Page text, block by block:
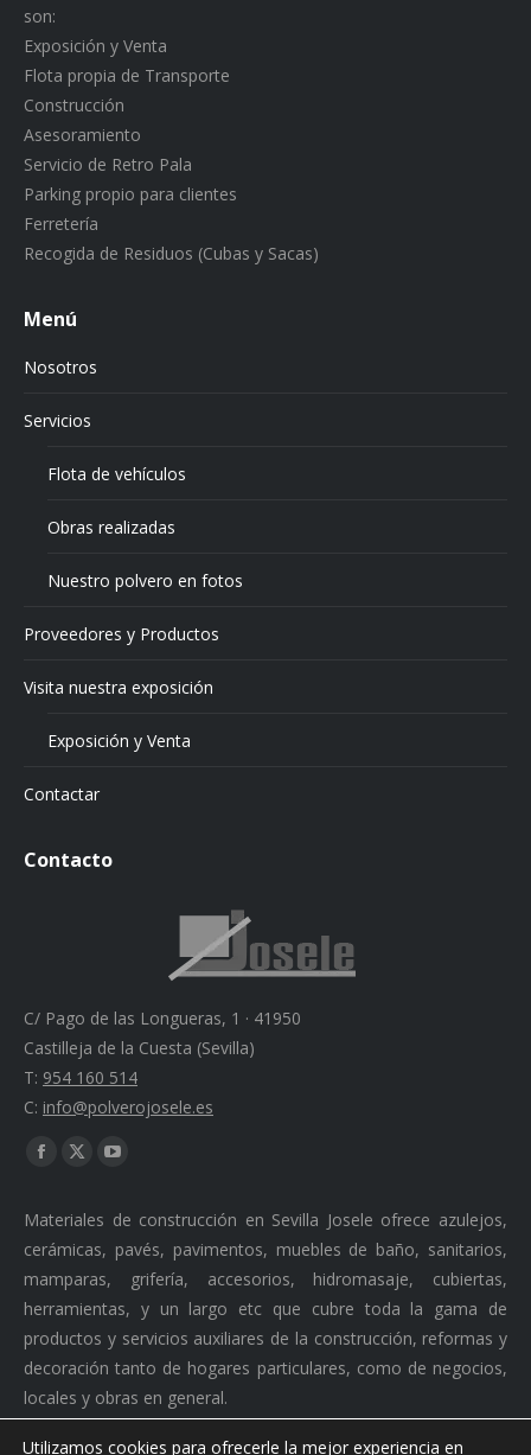
son:
Exposición y Venta
Flota propia de Transporte
Construcción
Asesoramiento
Servicio de Retro Pala
Parking propio para clientes
Ferretería
Recogida de Residuos (Cubas y Sacas)
Menú
Nosotros
Servicios
Flota de vehículos
Obras realizadas
Nuestro polvero en fotos
Proveedores y Productos
Visita nuestra exposición
Exposición y Venta
Contactar
Contacto
C/ Pago de las Longueras, 1 · 41950
Castilleja de la Cuesta (Sevilla)
T: 954 160 514
C: info@polverojosele.es
Find us on:
Facebook
opens
in
new
window
X
opens
in
new
window
YouTube
opens
in
new
window
Materiales de construcción en Sevilla Josele ofrece azulejos,
cerámicas, pavés, pavimentos, muebles de baño, sanitarios,
mamparas, grifería, accesorios, hidromasaje, cubiertas,
herramientas, y un largo etc que cubre toda la gama de
productos y servicios auxiliares de la construcción, reformas y
decoración tanto de hogares particulares, como de negocios,
locales y obras en general.
Utilizamos cookies para ofrecerle la mejor experiencia en